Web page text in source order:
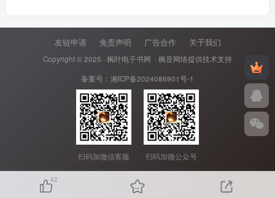
友链申请 免责声明 广告合作 关于我们
Copyright © 2025 · 枫叶电子书网 · 枫音网络提供技术支持
备案号： 湘ICP备2024086901号-1
扫码加微信客服 扫码加微公众号
42